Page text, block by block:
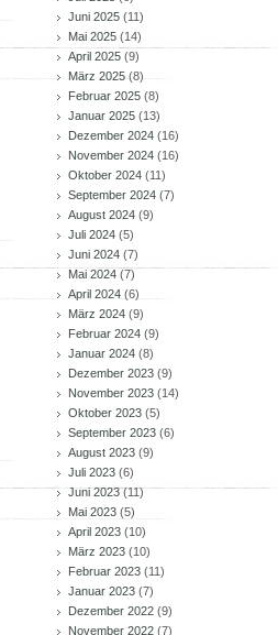
Juni 2025 (11)
Mai 2025 (14)
April 2025 (9)
März 2025 (8)
Februar 2025 (8)
Januar 2025 (13)
Dezember 2024 (16)
November 2024 (16)
Oktober 2024 (11)
September 2024 (7)
August 2024 (9)
Juli 2024 (5)
Juni 2024 (7)
Mai 2024 (7)
April 2024 (6)
März 2024 (9)
Februar 2024 (9)
Januar 2024 (8)
Dezember 2023 (9)
November 2023 (14)
Oktober 2023 (5)
September 2023 (6)
August 2023 (9)
Juli 2023 (6)
Juni 2023(11)
Mai 2023 (5)
April 2023 (10)
März 2023 (10)
Februar 2023 (11)
Januar 2023 (7)
Dezember 2022 (9)
November 2022 (7)